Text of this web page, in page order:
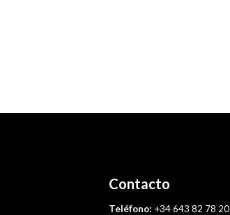
Contacto
Teléfono: +34 643 82 78 20